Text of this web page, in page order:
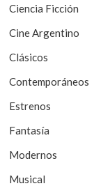
e
e
n
t
r
a
d
a
Ciencia Ficción
Cine Argentino
Clásicos
Contemporáneos
Estrenos
Fantasía
Modernos
Musical